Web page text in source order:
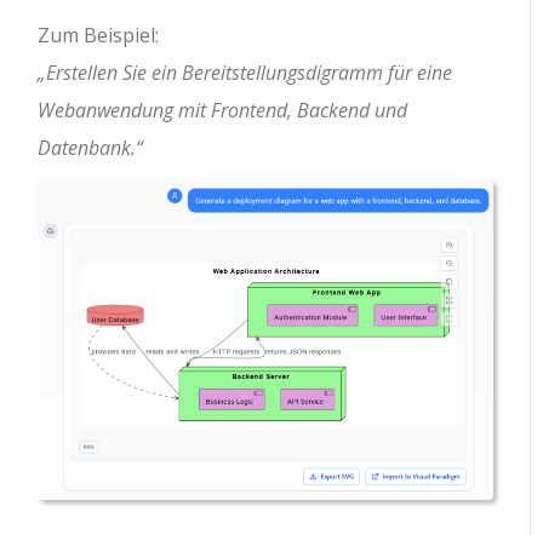
Zum Beispiel:
„Erstellen Sie ein Bereitstellungsdigramm für eine
Webanwendung mit Frontend, Backend und
Datenbank.“